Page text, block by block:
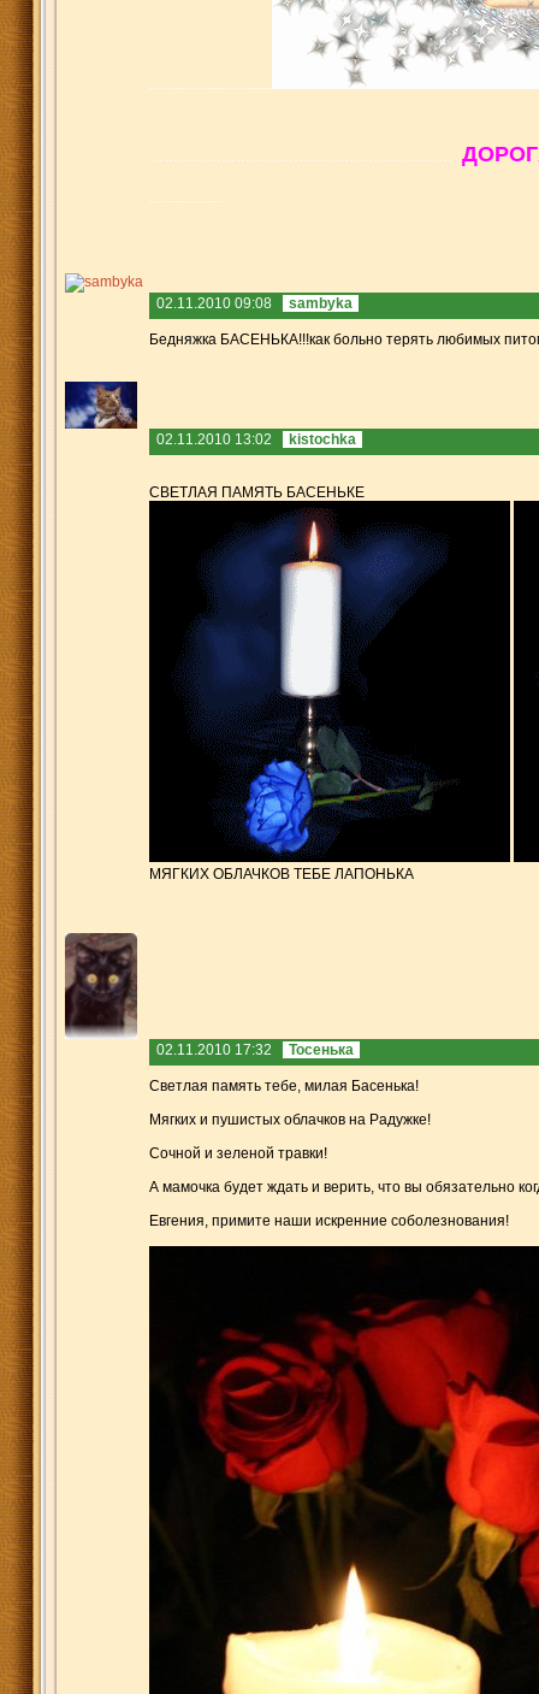
ДОРОГ
02.11.2010 09:08 sambyka
Бедняжка БАСЕНЬКА!!!как больно терять любимых
02.11.2010 13:02 kistochka
СВЕТЛАЯ ПАМЯТЬ БАСЕНЬКЕ
МЯГКИХ ОБЛАЧКОВ ТЕБЕ ЛАПОНЬКА
02.11.2010 17:32 Тосенька
Светлая память тебе, милая Басенька!
Мягких и пушистых облачков на Радужке!
Сочной и зеленой травки!
А мамочка будет ждать и верить, что вы обязательно
Евгения, примите наши искренние соболезнования!